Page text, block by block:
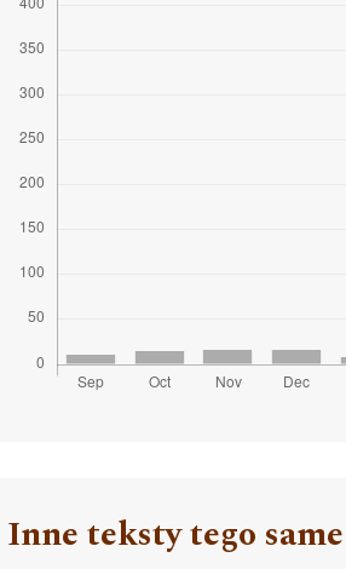
Inne teksty tego